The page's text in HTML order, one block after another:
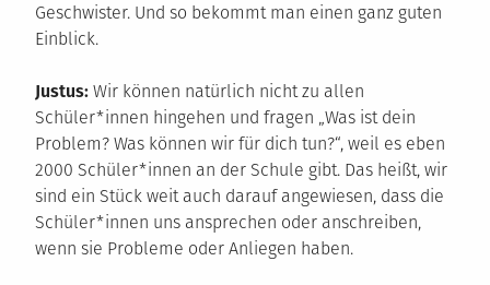
Geschwister. Und so bekommt man einen ganz guten
Einblick.
Justus: Wir können natürlich nicht zu allen
Schüler*innen hingehen und fragen „Was ist dein
Problem? Was können wir für dich tun?“, weil es eben
2000 Schüler*innen an der Schule gibt. Das heißt, wir
sind ein Stück weit auch darauf angewiesen, dass die
Schüler*innen uns ansprechen oder anschreiben,
wenn sie Probleme oder Anliegen haben.